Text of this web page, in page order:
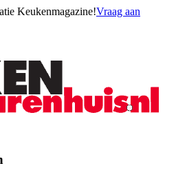
Keukenmagazine!Vraag aan